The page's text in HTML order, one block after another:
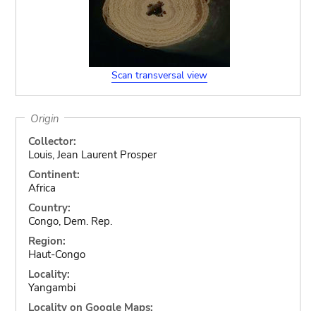
Scan transversal view
Origin
Collector:
Louis, Jean Laurent Prosper
Continent:
Africa
Country:
Congo, Dem. Rep.
Region:
Haut-Congo
Locality:
Yangambi
Locality on Google Maps: